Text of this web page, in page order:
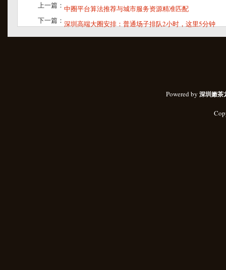
上一篇： 中圈平台算法推荐与城市服务资源精准匹配
下一篇： 深圳高端大圈安排：普通场子排队2小时，这里5分钟
Powered by 深圳嫩茶